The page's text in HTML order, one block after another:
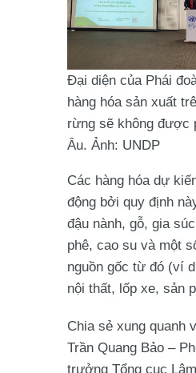
Đại diện của Phái
hàng hóa sản xuất
rừng sẽ không được
Âu. Ảnh: UNDP
Các hàng hóa dự
động bởi quy định
đậu nành, gỗ, gia
phê, cao su và một
nguồn gốc từ đó (ví
nội thất, lốp xe, sản
Chia sẻ xung quanh
Trần Quang Bảo –
trưởng Tổng cục